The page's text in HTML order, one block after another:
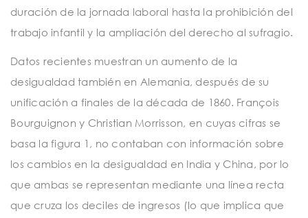
duración de la jornada laboral hasta la prohibición del
trabajo infantil y la ampliación del derecho al sufragio.
Datos recientes muestran un aumento de la
desigualdad también en Alemania, después de su
unificación a finales de la década de 1860. François
Bourguignon y Christian Morrisson, en cuyas cifras se
basa la figura 1, no contaban con información sobre
los cambios en la desigualdad en India y China, por lo
que ambas se representan mediante una línea recta
que cruza los deciles de ingresos (lo que implica que